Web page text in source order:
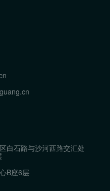
白石路与沙河西路交汇处
B座6层